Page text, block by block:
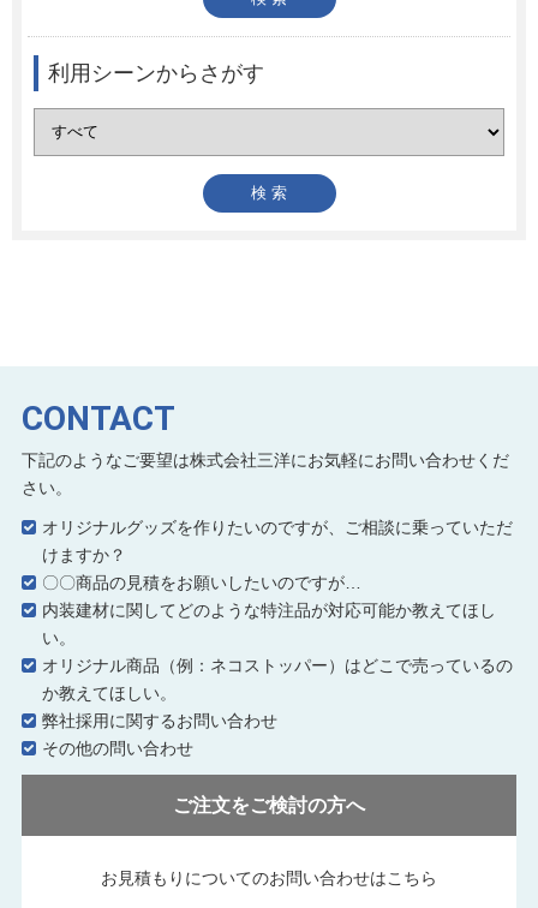
利用シーンからさがす
CONTACT
下記のようなご要望は株式会社三洋にお気軽にお問い合わせくだ
さい。
オリジナルグッズを作りたいのですが、ご相談に乗っていただ
けますか？
〇〇商品の見積をお願いしたいのですが…
内装建材に関してどのような特注品が対応可能か教えてほし
い。
オリジナル商品（例：ネコストッパー）はどこで売っているの
か教えてほしい。
弊社採用に関するお問い合わせ
その他の問い合わせ
ご注文をご検討の方へ
お見積もりについてのお問い合わせはこちら